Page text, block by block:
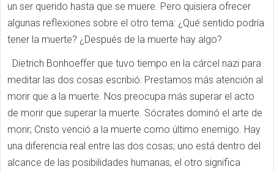
un ser querido hasta que se muere. Pero quisiera ofrecer
algunas reflexiones sobre el otro tema: ¿Qué sentido podría
tener la muerte? ¿Después de la muerte hay algo?
Dietrich Bonhoeffer que tuvo tiempo en la cárcel nazi para
meditar las dos cosas escribió: Prestamos más atención al
morir que a la muerte. Nos preocupa más superar el acto
de morir que superar la muerte. Sócrates dominó el arte de
morir; Cristo venció a la muerte como último enemigo. Hay
una diferencia real entre las dos cosas; uno está dentro del
alcance de las posibilidades humanas, el otro significa